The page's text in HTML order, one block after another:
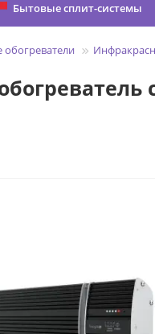
Бытовые сплит-системы